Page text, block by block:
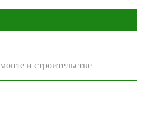
и строительстве